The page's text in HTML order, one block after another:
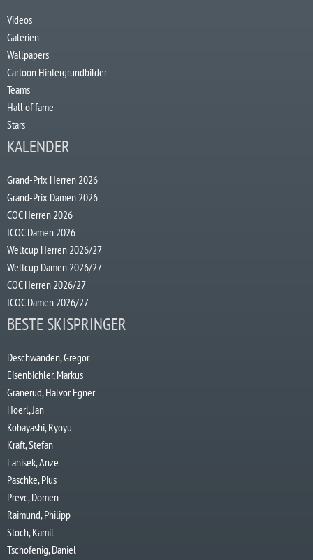
Videos
Galerien
Wallpapers
Cartoon Hintergrundbilder
Teams
Hall of fame
Stars
KALENDER
Grand-Prix Herren 2026
Grand-Prix Damen 2026
COC Herren 2026
ICOC Damen 2026
Weltcup Herren 2026/27
Weltcup Damen 2026/27
COC Herren 2026/27
ICOC Damen 2026/27
BESTE SKISPRINGER
Deschwanden, Gregor
Eisenbichler, Markus
Granerud, Halvor Egner
Hoerl, Jan
Kobayashi, Ryoyu
Kraft, Stefan
Lanisek, Anze
Paschke, Pius
Prevc, Domen
Raimund, Philipp
Stoch, Kamil
Tschofenig, Daniel